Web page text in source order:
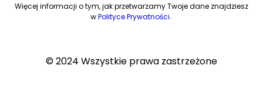
Więcej informacji o tym, jak przetwarzamy Twoje dane znajdziesz
wPolityce Prywatności.
© 2024 Wszystkie prawa zastrzeżone